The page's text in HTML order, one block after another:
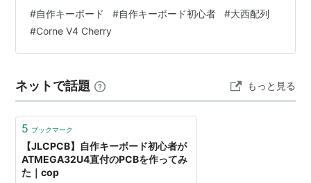
の歩き方
#自作キーボード #自作キーボード初心者 #大西配列
#Corne V4 Cherry
ネットで話題 もっと見る
5 ブックマーク
【JLCPCB】自作キーボード初心者が
ATMEGA32U4直付のPCBを作ってみ
た｜cop